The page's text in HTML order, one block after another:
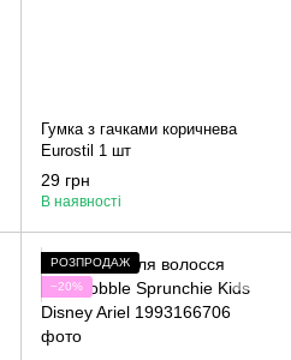
Гумка з гачками коричнева
Eurostil 1 шт
29 грн
В наявності
РОЗПРОДАЖ
−20%